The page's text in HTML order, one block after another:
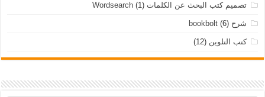
تصميم كتب البحث عن الكلمات Wordsearch(1)
شرح bookbolt(6)
كتب التلوين (12)